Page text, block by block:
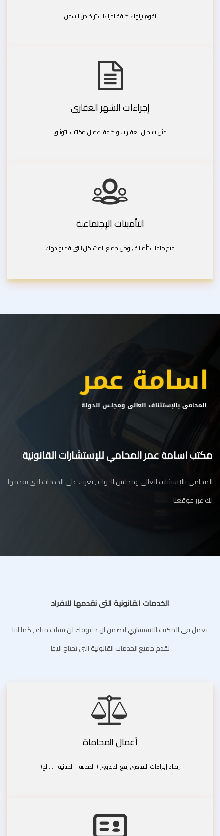
نقوم بإنهاء كافة اجراءات تراخيص السفن
إجراءات الشهر العقارى
مثل تسجيل العقارات و كافة اعمال مكاتب التوثيق
التأمينات الإجتماعية
فتح ملفات تأمينية , وحل جميع المشاكل التى قد تواجهك
مكتب اسامة عمر المحامي للإستشارات القانونية
المحامي بالإستئناف العالى ومجلس الدولة , تعرف على الخدمات التى نقدمها
لك عبر موقعنا
الخدمات القانونية التى نقدمها للافراد
نعمل فى المكتب الاستشاري لنضمن ان حقوقك لن تسلب منك , كما اننا
نقدم جميع الخدمات القانونية التى تحتاج اليها
أعمال المحاماة
إتخاذ إجراءات التقاضى رفع الدعاوى ( المدنية - الجنائية - ...الخ)